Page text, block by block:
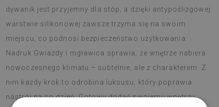
dywanik jest przyjemny dla stóp, a dzięki antypoślizgowej
warstwie silikonowej zawsze trzyma się na swoim
miejscu, co podnosi bezpieczeństwo użytkowania.
Nadruk Gwiazdy i mgławica sprawia, że wnętrze nabiera
nowoczesnego klimatu – subtelnie, ale z charakterem. Z
nim każdy krok to odrobina luksusu, który poprawia
nastrój na co dzień. Gotowy dodać swojemu wnętrzu